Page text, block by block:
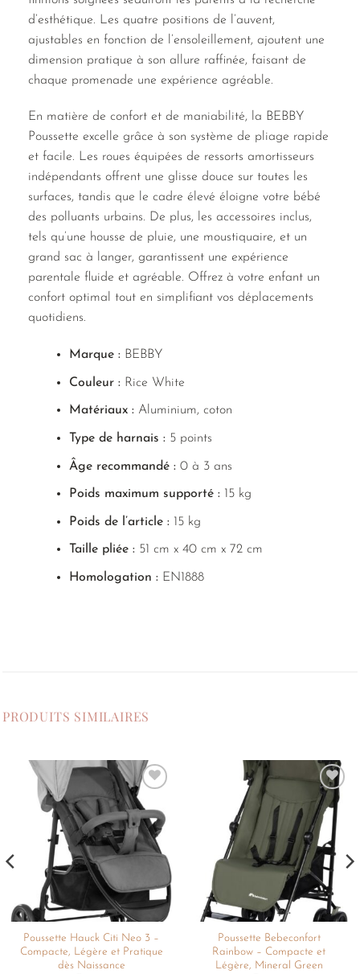
d’esthétique. Les quatre positions de l’auvent,
ajustables en fonction de l’ensoleillement, ajoutent une
dimension pratique à son allure raffinée, faisant de
chaque promenade une expérience agréable.
En matière de confort et de maniabilité, la BEBBY
Poussette excelle grâce à son système de pliage rapide
et facile. Les roues équipées de ressorts amortisseurs
indépendants offrent une glisse douce sur toutes les
surfaces, tandis que le cadre élevé éloigne votre bébé
des polluants urbains. De plus, les accessoires inclus,
tels qu’une housse de pluie, une moustiquaire, et un
grand sac à langer, garantissent une expérience
parentale fluide et agréable. Offrez à votre enfant un
confort optimal tout en simplifiant vos déplacements
quotidiens.
Marque :BEBBY
Couleur :Rice White
Matériaux :Aluminium, coton
Type de harnais :5 points
Âge recommandé :0 à 3 ans
Poids maximum supporté :15 kg
Poids de l’article :15 kg
Taille pliée :51 cm x 40 cm x 72 cm
Homologation :EN1888
PRODUITS SIMILAIRES
Ajouter
à la
liste de
souhaits
Poussette Hauck Citi Neo 3 –
Compacte, Légère et Pratique
dès Naissance
Ajouter
à la
liste de
souhaits
Poussette Bebeconfort
Rainbow – Compacte et
Légère, Mineral Green